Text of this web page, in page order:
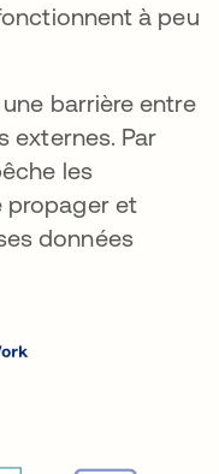
à peu
barrière entre
externes. Par
les
propager et
données